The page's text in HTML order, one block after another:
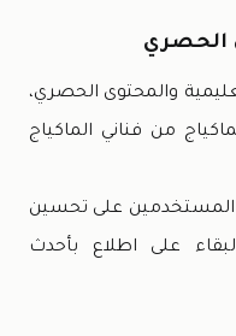
الحصري
والمحتوى الحصري،
من فناني الماكياج
المستخدمين على تحسين
على اطلاع بأحدث